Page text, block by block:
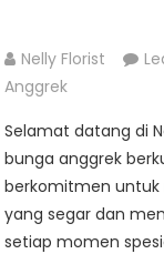
Nelly Florist
Anggrek
Selamat datang di
bunga anggrek
berkomitmen untuk
yang segar dan
setiap momen